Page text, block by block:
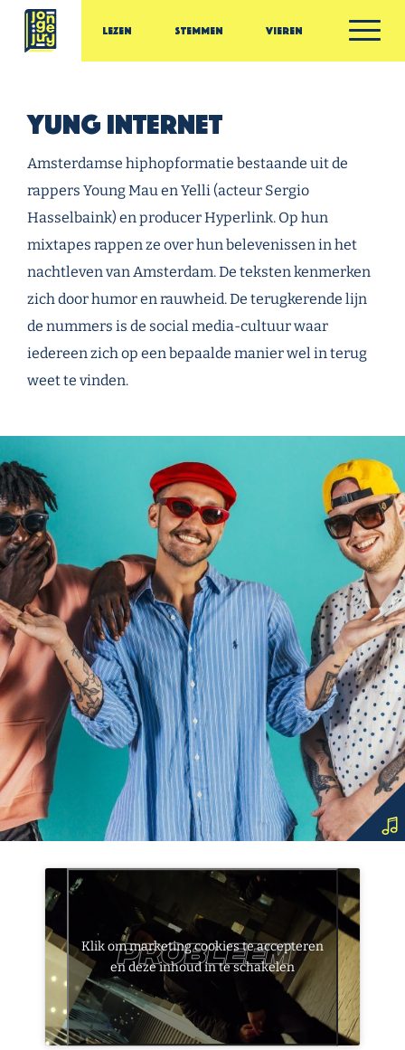
Ga door naar inhoud
Jonge Jury
Lezen Stemmen Vieren
Yung Internet
Amsterdamse hiphopformatie bestaande uit de
rappers Young Mau en Yelli (acteur Sergio
Hasselbaink) en producer Hyperlink. Op hun
mixtapes rappen ze over hun belevenissen in het
nachtleven van Amsterdam. De teksten kenmerken
zich door humor en rauwheid. De terugkerende lijn
de nummers is de social media-cultuur waar
iedereen zich op een bepaalde manier wel in terug
weet te vinden.
Klik om marketing cookies te accepteren
en deze inhoud in te schakelen